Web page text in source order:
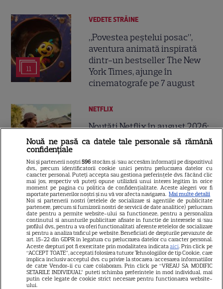
11
VEDETE STRĂINE
„Povestea peștelui posac”,
aventura animată inspirată
dintr-un bestseller The New
York Times, ajunge în
cinematografe pe 7 august
16
NETFLIX
Noutăți Netflix în august 2026:
Robert De Niro, „Nosferatu” și
noile sezoane din „Outer
Banks” și „Un veac de
singurătate”
14
VEDETE STRĂINE
Sean Astin din „Stăpânul
Inelelor” a fost nevoit să își
vândă casa din cauza
salariului mic: Câți bani a
primit de fapt
Nouă ne pasă ca datele tale personale să rămână
confidențiale
Noi și partenerii noștri596 stocăm și/sau accesăm informații pe dispozitivul
dvs., precum identificatorii cookie unici pentru prelucrarea datelor cu
caracter personal. Puteți accepta sau gestiona preferințele dvs. făcând clic
mai jos, respectiv vă puteți opune utilizării unui interes legitim în orice
moment pe pagina cu politica de confidențialitate. Aceste alegeri vor fi
raportate partenerilor noștri și nu vă vor afecta navigarea. Mai multe detalii
Noi si partenerii nostri (retelele de socializare si agentiile de publicitate
partenere, precum si furnizorii nostri de servicii de date analitice) prelucram
date pentru a permite website-ului sa functioneze, pentru a personaliza
continutul si anunturile publicitare afisate in functie de interesele si/sau
profilul dvs., pentru a va oferi functionalitati aferente retelelor de socializare
si pentru a analiza traficul pe website. Beneficiati de drepturile prevazute de
art. 15-22 din GDPR in legatura cu prelucrarea datelor cu caracter personal.
Aceste drepturi pot fi exercitate prin modalitatea indicataaici. Prin click pe
“ACCEPT TOATE”, acceptati folosirea tuturor Tehnologiilor de tip Cookie, care
implica inclusiv acceptul dvs. cu privire la stocarea/accesarea informatiilor
de catre Vendor-ii cu care colaboram. Prin click pe “VREAU SA MODIFIC
SETARILE INDIVIDUAL” puteti schimba preferintele in mod individual, mai
putin cele legate de cookie strict necesare pentru functionarea website-
ului.